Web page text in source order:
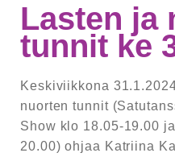
Lasten ja
tunnit ke
Keskiviikkona
nuorten tunnit
Show klo 18.05-19.00
20.00) ohjaa Katriina